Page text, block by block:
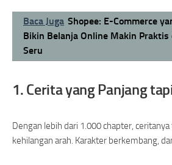
Baca Juga Shopee: E-Commerce
Bikin Belanja Online Makin Praktis
Seru
1. Cerita yang Panjang
Dengan lebih dari 1.000 chapter,
kehilangan arah. Karakter berkembang,